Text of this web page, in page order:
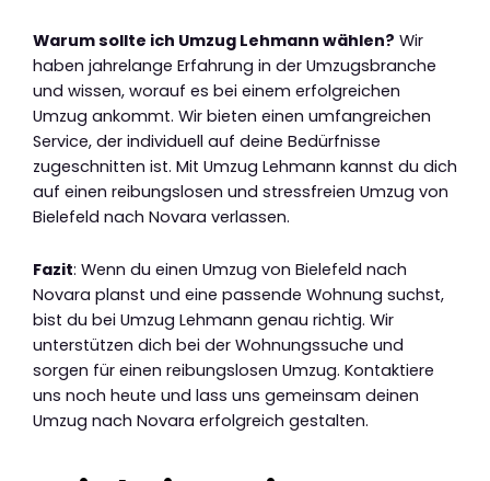
Warum sollte ich Umzug Lehmann wählen? Wir
haben jahrelange Erfahrung in der Umzugsbranche
und wissen, worauf es bei einem erfolgreichen
Umzug ankommt. Wir bieten einen umfangreichen
Service, der individuell auf deine Bedürfnisse
zugeschnitten ist. Mit Umzug Lehmann kannst du dich
auf einen reibungslosen und stressfreien Umzug von
Bielefeld nach Novara verlassen.
Fazit: Wenn du einen Umzug von Bielefeld nach
Novara planst und eine passende Wohnung suchst,
bist du bei Umzug Lehmann genau richtig. Wir
unterstützen dich bei der Wohnungssuche und
sorgen für einen reibungslosen Umzug. Kontaktiere
uns noch heute und lass uns gemeinsam deinen
Umzug nach Novara erfolgreich gestalten.